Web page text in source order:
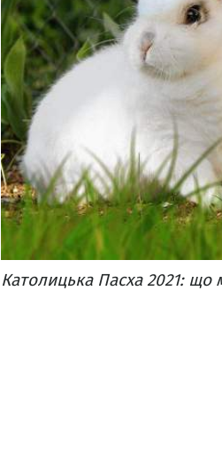
Католицька Пасха 2021: